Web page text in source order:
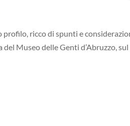
profilo, ricco di spunti e
del Museo delle Genti d’Abruzzo,